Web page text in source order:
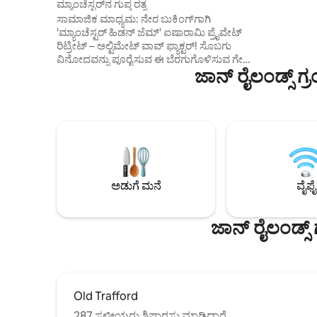
ಮ್ಯಾಂಚೆಸ್ಟರ್‌ನ ಗುಪ್ತ ರತ್ನ
ಸಾಮಾಜಿಕ ಮಾಧ್ಯಮ: ನೇರ ಬುಕಿಂಗ್‌ಗಾಗಿ
'ಮ್ಯಾಂಚೆಸ್ಟರ್ ಹಿಡನ್ ಜೆಮ್' ಐಷಾರಾಮಿ ಪ್ರೈವೇಟ್
ರಿಟ್ರೀಟ್ – ಅಲ್ಟಿಮೇಟ್ ವಾವ್ ಫ್ಯಾಕ್ಟರ್! ಸೊಬಗು
ವಿನೋದವನ್ನು ಪೂರೈಸುವ ಈ ಬೆರಗುಗೊಳಿಸುವ ಗೇಟ್
ಎಸ್ಕೇಪ್‌ನಲ್ಲಿ ಭೋಗಕ್ಕೆ ಹೆಜ್ಜೆ ಹಾಕಿ. ಹಾಟ್ ಟಬ್‌ನಲ್ಲಿ
ವಿಶ್ರಾಂತಿ ಪಡೆಯಿರಿ, ಎರಡು ಸೊಗಸಾದ ಲೌಂಜ್‌ಗಳಲ್ಲಿ
ಸುಂದರವಾಗಿ ಏಕಾಂತವಾಗಿರುವ ಸುತ್ತಮುತ್ತಲಿನ
ಪ್ರದೇಶಗಳಲ್ಲಿವೆ. ನೀವು ಆಗಮಿಸಿದ ಕ್ಷಣದಿಂದ
ಪಂಚತಾರಾ ಅನುಭವ. ಮ್ಯಾಂಚೆಸ್ಟರ್ ವಿಮಾನ ನಿಲ್ದಾಣ
ಮತ್ತು ಸಿಟಿ ಸೆಂಟರ್‌ಗೆ ಅತ್ಯಂತ ಹತ್ತಿರದಲ್ಲಿದೆ.
ಜಾನ್ ರೈಲಂಡ್ಸ್
ಅಡುಗೆ ಮನೆ ವೈಫೈ
ಜಾನ್
Old Trafford